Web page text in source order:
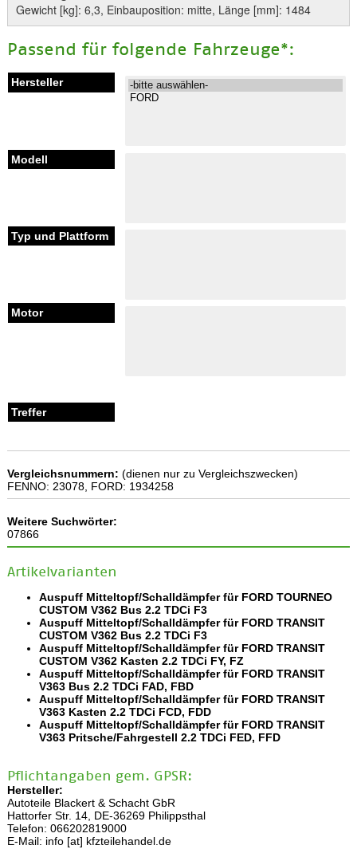
Gewicht [kg]: 6,3, Einbauposition: mitte, Länge [mm]: 1484
Passend für folgende Fahrzeuge*:
Vergleichsnummern: (dienen nur zu Vergleichszwecken)
FENNO: 23078, FORD: 1934258
Weitere Suchwörter:
07866
Artikelvarianten
Auspuff Mitteltopf/Schalldämpfer für FORD TOURNEO
CUSTOM V362 Bus 2.2 TDCi F3
Auspuff Mitteltopf/Schalldämpfer für FORD TRANSIT
CUSTOM V362 Bus 2.2 TDCi F3
Auspuff Mitteltopf/Schalldämpfer für FORD TRANSIT
CUSTOM V362 Kasten 2.2 TDCi FY, FZ
Auspuff Mitteltopf/Schalldämpfer für FORD TRANSIT
V363 Bus 2.2 TDCi FAD, FBD
Auspuff Mitteltopf/Schalldämpfer für FORD TRANSIT
V363 Kasten 2.2 TDCi FCD, FDD
Auspuff Mitteltopf/Schalldämpfer für FORD TRANSIT
V363 Pritsche/Fahrgestell 2.2 TDCi FED, FFD
Pflichtangaben gem. GPSR:
Hersteller:
Autoteile Blackert & Schacht GbR
Hattorfer Str. 14, DE-36269 Philippsthal
Telefon: 066202819000
E-Mail: info [at] kfzteilehandel.de